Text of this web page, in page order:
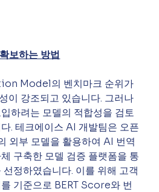
보하는 방법
Model의 벤치마크 순위가
이 강조되고 있습니다. 그러나
하려는 모델의 적합성을 검토
. 테크에이스 AI 개발팀은 오픈
외부 모델을 활용하여 AI 번역
구축한 모델 검증 플랫폼을 통
정하였습니다. 이를 위해 고객
기준으로 BERT Score와 번